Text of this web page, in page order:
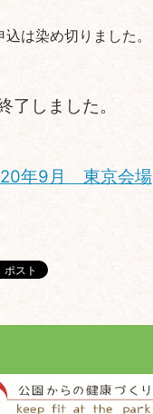
は染め切りました。
了しました。
年9月 東京会場